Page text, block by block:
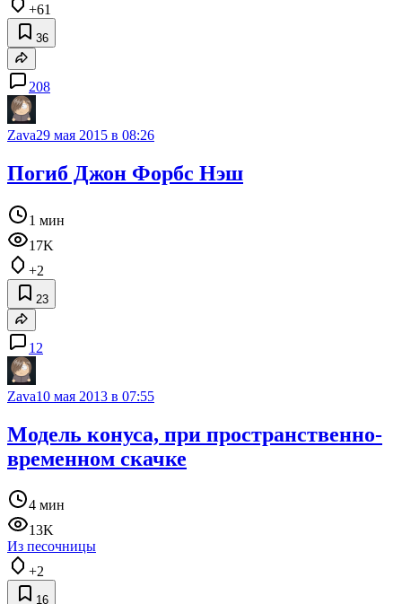
+61
36
208
Zava29 мая 2015 в 08:26
Погиб Джон Форбс Нэш
1 мин
17K
+2
23
12
Zava10 мая 2013 в 07:55
Модель конуса, при пространственно-
временном скачке
4 мин
13K
Из песочницы
+2
16